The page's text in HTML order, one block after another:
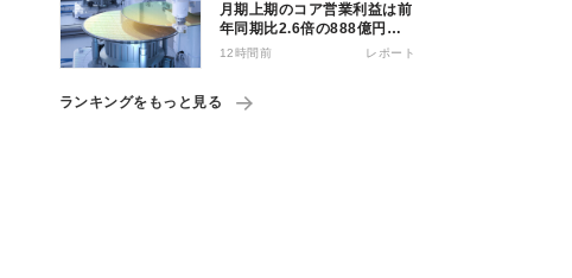
月期上期のコア営業利益は前
年同期比2.6倍の888億円、
AI向け半導体材料が好調
12時間前 レポート
ランキングをもっと見る